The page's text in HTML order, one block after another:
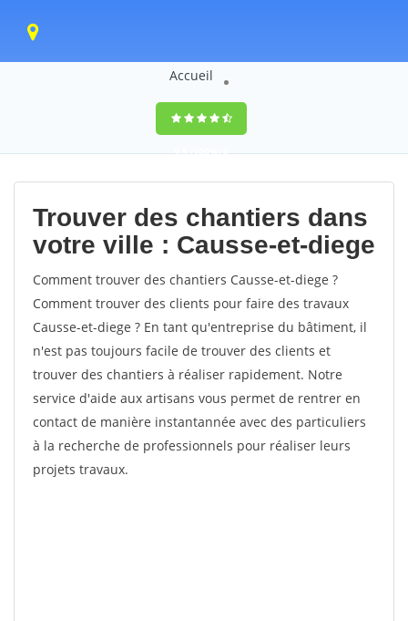
Accueil
9,5(100%)0
votes
Trouver des chantiers dans
votre ville : Causse-et-diege
Comment trouver des chantiers Causse-et-diege ?
Comment trouver des clients pour faire des travaux
Causse-et-diege ? En tant qu'entreprise du bâtiment, il
n'est pas toujours facile de trouver des clients et
trouver des chantiers à réaliser rapidement. Notre
service d'aide aux artisans vous permet de rentrer en
contact de manière instantannée avec des particuliers
à la recherche de professionnels pour réaliser leurs
projets travaux.